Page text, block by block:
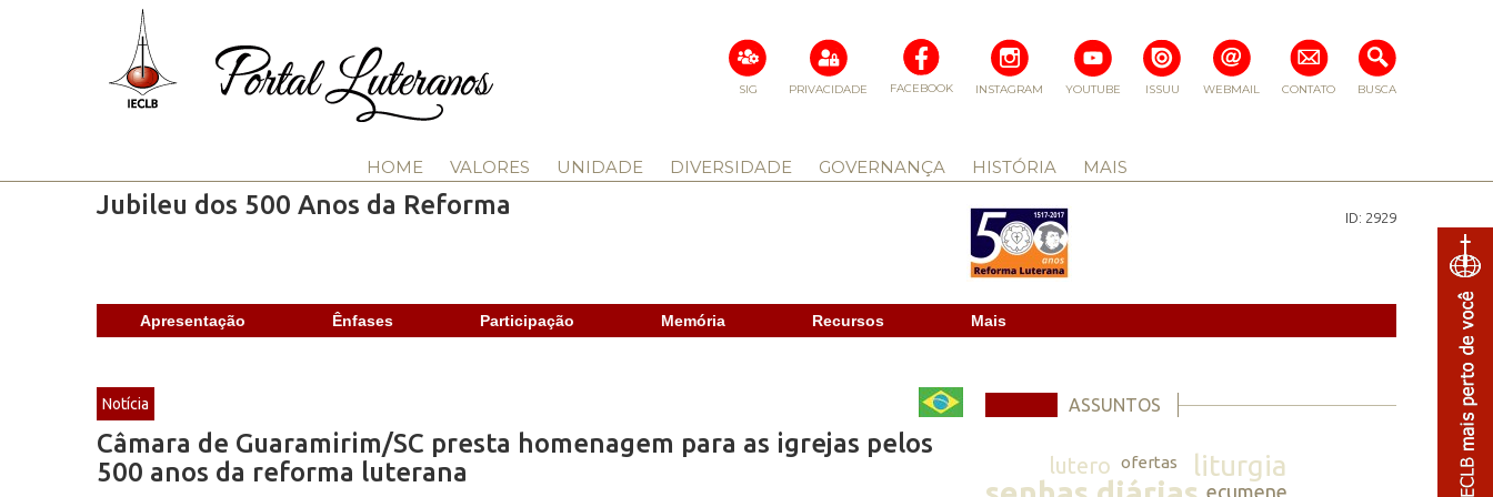
BUSCA
CONTATO
WEBMAIL
ISSUU
YOUTUBE
INSTAGRAM
FACEBOOK
PRIVACIDADE
SIG
HOME VALORES UNIDADE DIVERSIDADE GOVERNANÇA HISTÓRIA MAIS
Jubileu dos 500 Anos da Reforma ID: 2929
Apresentação Ênfases Participação Memória Recursos Mais
Notícia
Câmara de Guaramirim/SC presta homenagem para as igrejas pelos
500 anos da reforma luterana
ASSUNTOS
lutero ofertas liturgia
ecumene